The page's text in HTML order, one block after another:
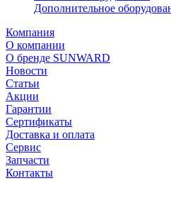
Дополнительное
Компания
О компании
О бренде SUNWARD
Новости
Статьи
Акции
Гарантии
Сертификаты
Доставка и оплата
Сервис
Запчасти
Контакты